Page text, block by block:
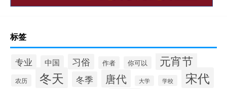
标签
专业 中国 习俗 作者 你可以 元宵节
农历 冬天 冬季 唐代 大学 学校 宋代